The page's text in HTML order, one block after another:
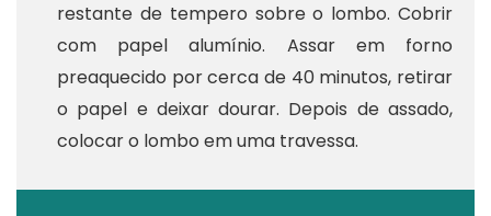
restante de tempero sobre o lombo. Cobrir
com papel alumínio. Assar em forno
preaquecido por cerca de 40 minutos, retirar
o papel e deixar dourar. Depois de assado,
colocar o lombo em uma travessa.